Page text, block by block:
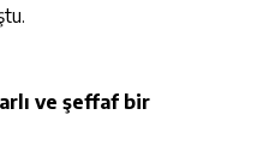
ve şeffaf bir